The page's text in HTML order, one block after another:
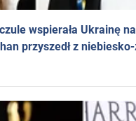
wspierała Ukrainę
przyszedł z